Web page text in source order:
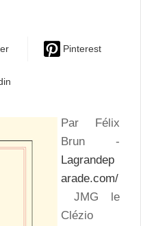
Pinterest
Par Félix
Brun -
Lagrandep
arade.com/
JMG le
Clézio